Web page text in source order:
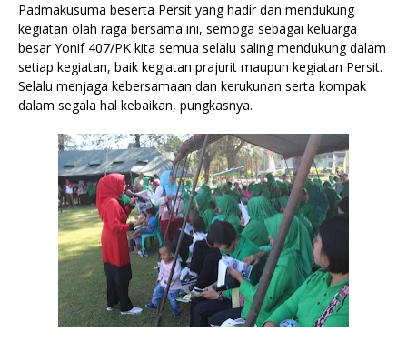
Padmakusuma beserta Persit yang hadir dan mendukung
kegiatan olah raga bersama ini, semoga sebagai keluarga
besar Yonif 407/PK kita semua selalu saling mendukung dalam
setiap kegiatan, baik kegiatan prajurit maupun kegiatan Persit.
Selalu menjaga kebersamaan dan kerukunan serta kompak
dalam segala hal kebaikan, pungkasnya.